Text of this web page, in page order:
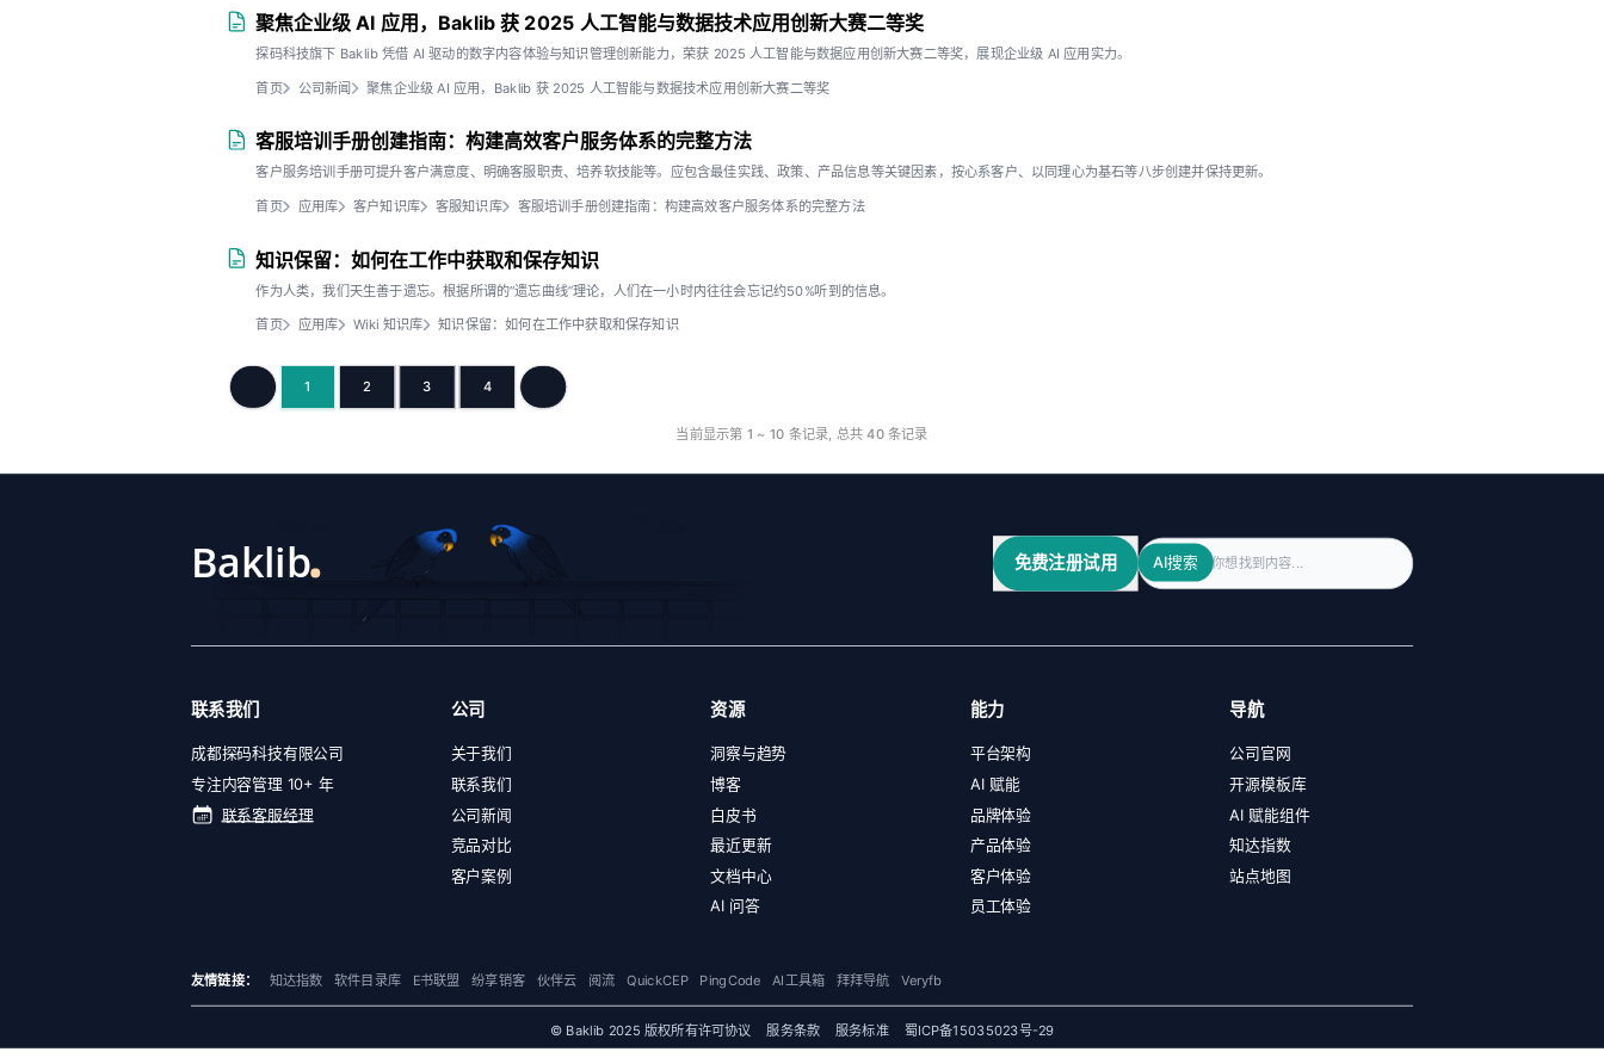
聚焦企业级 AI 应用，Baklib 获 2025 人工智能与数据技术应用创新大赛二等奖
探码科技旗下 Baklib 凭借 AI 驱动的数字内容体验与知识管理创新能力，荣获 2025 人工智能与数据应用创新大赛二等奖，展现企业级 AI 应用实力。
首页 公司新闻 聚焦企业级 AI 应用，Baklib 获 2025 人工智能与数据技术应用创新大赛二等奖
客服培训手册创建指南：构建高效客户服务体系的完整方法
客户服务培训手册可提升客户满意度、明确客服职责、培养软技能等。应包含最佳实践、政策、产品信息等关键因素，按心系客户、以同理心为基石等八步创建并保持更新。
首页 应用库 客户知识库 客服知识库 客服培训手册创建指南：构建高效客户服务体系的完整方法
知识保留：如何在工作中获取和保存知识
作为人类，我们天生善于遗忘。根据所谓的“遗忘曲线”理论，人们在一小时内往往会忘记约50%听到的信息。
首页 应用库 Wiki 知识库 知识保留：如何在工作中获取和保存知识
上一页 1 2 3 4 下一页
当前显示第 1 ~ 10 条记录, 总共40条记录
免费注册试用
Search
AI搜索
联系我们
成都探码科技有限公司
专注内容管理 10+ 年
联系客服经理
公司
关于我们
联系我们
公司新闻
竞品对比
客户案例
资源
洞察与趋势
博客
白皮书
最近更新
文档中心
AI 问答
能力
平台架构
AI 赋能
品牌体验
产品体验
客户体验
员工体验
导航
公司官网
开源模板库
AI 赋能组件
知达指数
站点地图
友情链接： 知达指数 软件目录库 E书联盟 纷享销客 伙伴云 阅流 QuickCEP PingCode AI工具箱 拜拜导航 Veryfb
© Baklib 2025 版权所有许可协议 服务条款 服务标准 蜀ICP备15035023号-29